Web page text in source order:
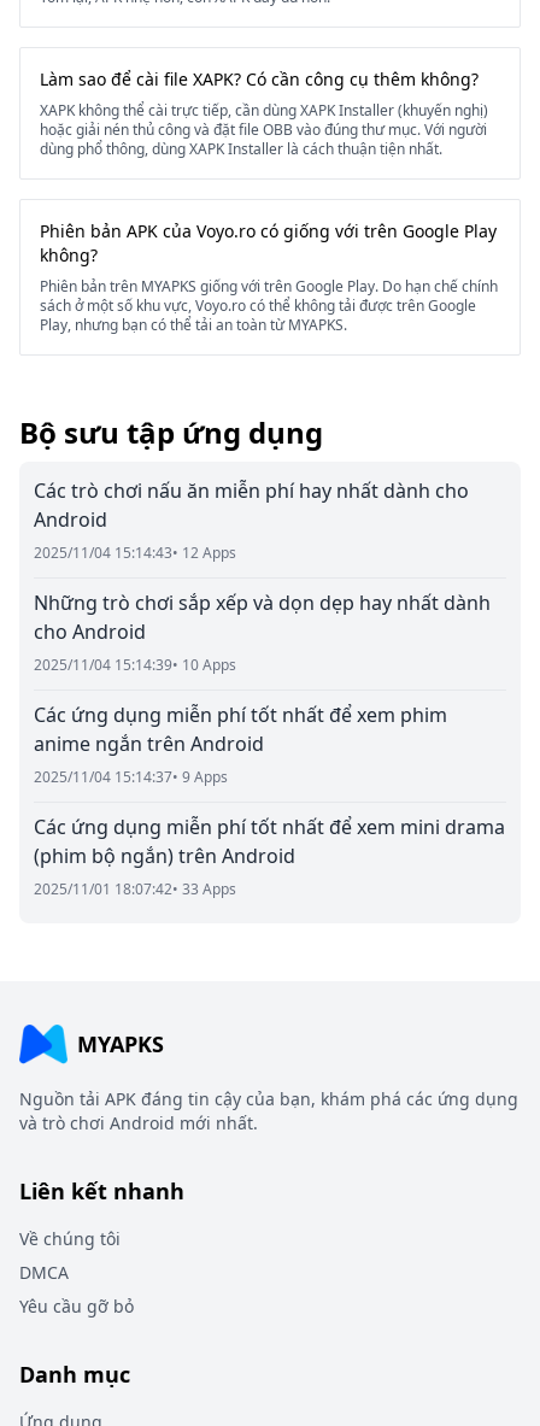
Làm sao để cài file XAPK? Có cần công cụ thêm không?
XAPK không thể cài trực tiếp, cần dùng XAPK Installer (khuyến nghị)
hoặc giải nén thủ công và đặt file OBB vào đúng thư mục. Với người
dùng phổ thông, dùng XAPK Installer là cách thuận tiện nhất.
Phiên bản APK của Voyo.ro có giống với trên Google Play
không?
Phiên bản trên MYAPKS giống với trên Google Play. Do hạn chế chính
sách ở một số khu vực, Voyo.ro có thể không tải được trên Google
Play, nhưng bạn có thể tải an toàn từ MYAPKS.
Bộ sưu tập ứng dụng
Các trò chơi nấu ăn miễn phí hay nhất dành cho
Android
2025/11/04 15:14:43• 12 Apps
Những trò chơi sắp xếp và dọn dẹp hay nhất dành
cho Android
2025/11/04 15:14:39• 10 Apps
Các ứng dụng miễn phí tốt nhất để xem phim
anime ngắn trên Android
2025/11/04 15:14:37• 9 Apps
Các ứng dụng miễn phí tốt nhất để xem mini drama
(phim bộ ngắn) trên Android
2025/11/01 18:07:42• 33 Apps
MYAPKS
Nguồn tải APK đáng tin cậy của bạn, khám phá các ứng dụng
và trò chơi Android mới nhất.
Liên kết nhanh
Về chúng tôi
DMCA
Yêu cầu gỡ bỏ
Danh mục